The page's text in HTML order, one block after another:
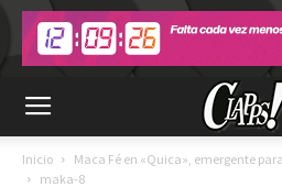
Inicio
Maca Fé en «Quica», emergente
maka-8